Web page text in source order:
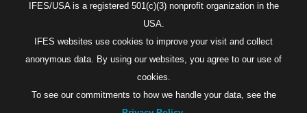
IFES/USA is a registered 501(c)(3) nonprofit organization in the
USA.
IFES websites use cookies to improve your visit and collect
anonymous data. By using our websites, you agree to our use of
cookies.
To see our commitments to how we handle your data, see the